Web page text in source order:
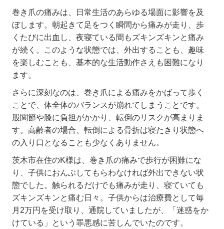
巻き爪の痛みは、日常生活のあらゆる場面に影響を及
ぼします。朝起きて足をつく瞬間から痛みが走り、歩
くたびに出血し、夜寝ている間もズキンズキンと痛み
が続く。このような状態では、外出することも、趣味
を楽しむことも、基本的な生活動作さえも困難になり
ます。
さらに深刻なのは、巻き爪による痛みをかばって歩く
ことで、体全体のバランスが崩れてしまうことです。
股関節や膝に負担がかかり、転倒のリスクが高まりま
す。高齢者の場合、転倒による骨折は寝たきり状態へ
の入り口となることも少なくありません。
茨木市在住のK様は、巻き爪の痛みで歩行が困難にな
り、子供におんぶしてもらわなければ外出できない状
態でした。触られるだけでも痛みが走り、寝ていても
ズキンズキンと痛む日々。子供からは治療費として毎
月 2万円を受け取り、通院していましたが、「迷惑をか
けている」という罪悪感に苦しんでいたのです。